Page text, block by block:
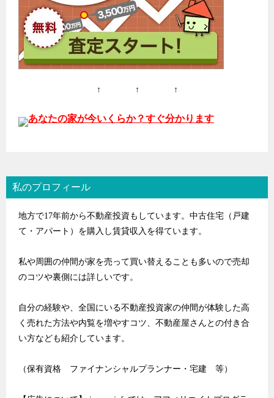
↑ ↑ ↑
あなたの家が今いくらか？すぐ分かります
私のプロフィール
地方で17年前から不動産投資もしています。中古住宅（戸建
て・アパート）を購入し賃貸収入を得ています。
私や周囲の仲間が家を売って買い替えることも多いので売却
のコツや裏側には詳しいです。
自分の経験や、全国にいる不動産投資家の仲間が体験した高
く売れた方法や内覧を増やすコツ、不動産屋さんとの付き合
い方なども紹介しています。
（保有資格 ファイナンシャルプランナー・宅建 等）